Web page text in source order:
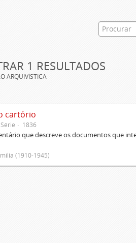
1 RESULTADOS
ARQUIVÍSTICA
cartório
Série 1836
que descreve os documentos que
(1910-1945)